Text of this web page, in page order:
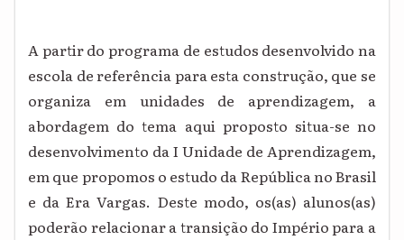
A partir do programa de estudos desenvolvido na
escola de referência para esta construção, que se
organiza em unidades de aprendizagem, a
abordagem do tema aqui proposto situa-se no
desenvolvimento da I Unidade de Aprendizagem,
em que propomos o estudo da República no Brasil
e da Era Vargas. Deste modo, os(as) alunos(as)
poderão relacionar a transição do Império para a